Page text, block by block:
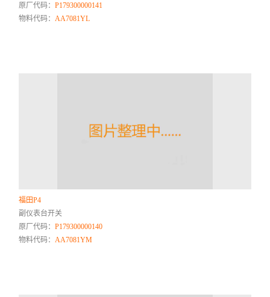
原厂代码：P179300000141
物料代码：AA7081YL
福田P4
副仪表台开关
原厂代码：P179300000140
物料代码： AA7081YM